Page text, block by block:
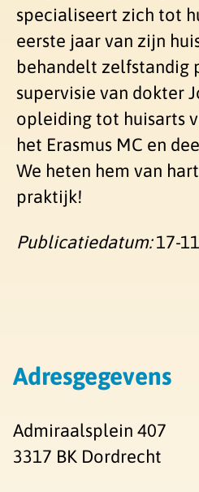
specialiseert zich tot
eerste jaar van zijn
behandelt zelfstandig
supervisie van dokter
opleiding tot huisarts
het Erasmus MC en
We heten hem van
praktijk!
Publicatiedatum:17-
Adresgegevens
Admiraalsplein 407
3317 BK Dordrecht